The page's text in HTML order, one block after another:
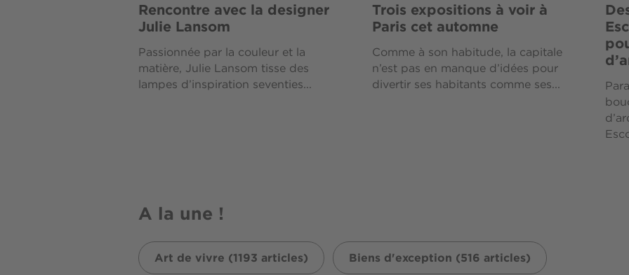
Rencontre avec la designer
Julie Lansom
Passionnée par la couleur et la
matière, Julie Lansom tisse des
lampes d’inspiration seventies...
Trois expositions à voir à
Paris cet automne
Comme à son habitude, la capitale
n’est pas en manque d’idées pour
divertir ses habitants comme ses...
A la une !
Art de vivre (1193 articles) Biens d'exception (516 articles)